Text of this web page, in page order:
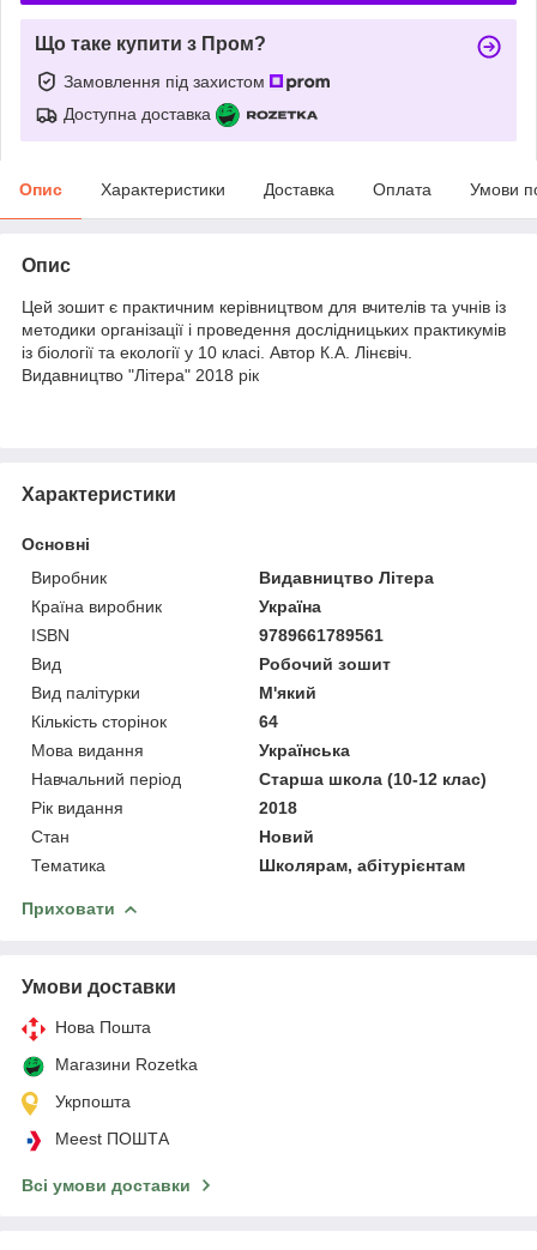
Що таке купити з Пром?
Замовлення під захистом
Доступна доставка
Опис Характеристики Доставка Оплата Умови
Опис
Цей зошит є практичним керівництвом для вчителів та учнів із
методики організації і проведення дослідницьких практикумів
із біології та екології у 10 класі. Автор К.А. Лінєвіч.
Видавництво "Літера" 2018 рік
Характеристики
Основні
Виробник
Видавництво Літера
Країна виробник
Україна
ISBN
9789661789561
Вид
Робочий зошит
Вид палітурки
М'який
Кількість сторінок
64
Мова видання
Українська
Навчальний період
Старша школа (10-12 клас)
Рік видання
2018
Стан
Новий
Тематика
Школярам, абітурієнтам
Приховати
Умови доставки
Нова Пошта
Магазини Rozetka
Укрпошта
Meest ПОШТА
Всі умови доставки